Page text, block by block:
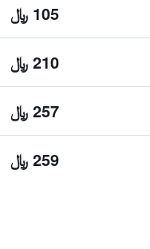
105 ﷼
210 ﷼
257 ﷼
259 ﷼